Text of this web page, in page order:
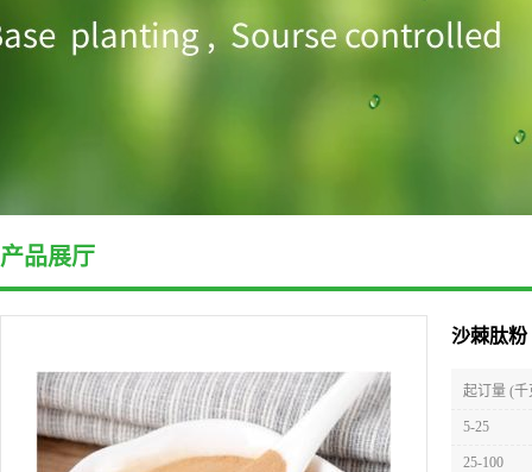
产品展厅
沙棘肽粉
起订量 (千
5-25
25-100